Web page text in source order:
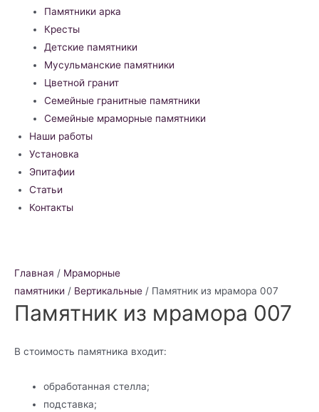
Памятники арка
Кресты
Детские памятники
Мусульманские памятники
Цветной гранит
Семейные гранитные памятники
Семейные мраморные памятники
Наши работы
Установка
Эпитафии
Статьи
Контакты
Главная / Мраморные
памятники / Вертикальные / Памятник из мрамора 007
Памятник из мрамора 007
В стоимость памятника входит:
обработанная стелла;
подставка;